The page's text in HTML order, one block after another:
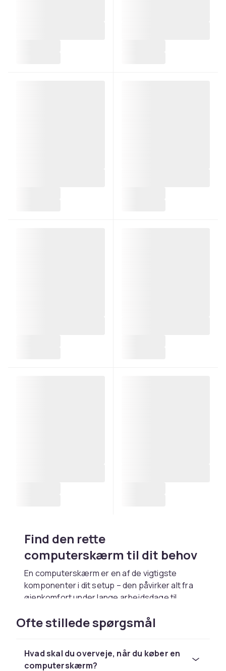
Find den rette
computerskærm til dit behov
En computerskærm er en af de vigtigste
komponenter i dit setup – den påvirker alt fra
øjenkomfort under lange arbejdsdage til
eller ser film. En god skærm løfter hele din
computeroplevelse, uanset om du arbejder
CDON finder du computerskærme til alle
Ofte stillede spørgsmål
Hvad skal du overveje, når du køber en
computerskærm?